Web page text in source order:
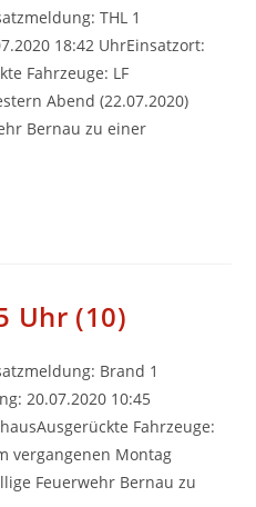
THL 1
18:42 UhrEinsatzort:
Fahrzeuge: LF
Abend (22.07.2020)
Bernau zu einer
Uhr (10)
Brand 1
20.07.2020 10:45
Fahrzeuge:
vergangenen Montag
Feuerwehr Bernau zu